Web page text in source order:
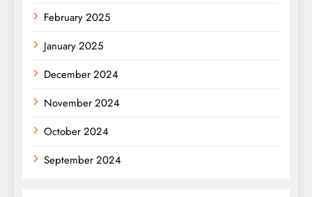
February 2025
January 2025
December 2024
November 2024
October 2024
September 2024